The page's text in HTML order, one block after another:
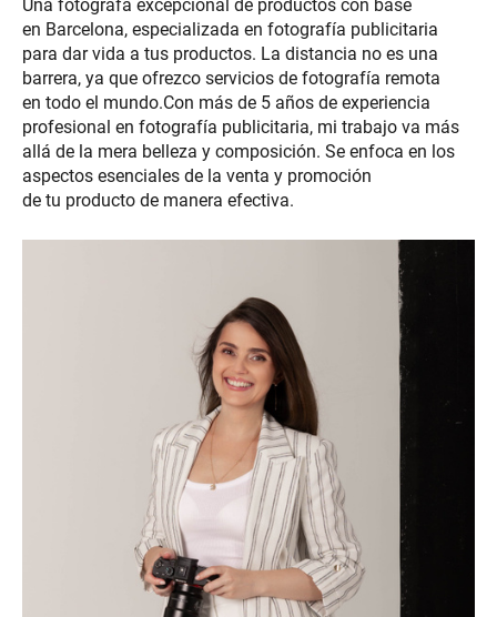
Una fotógrafa excepcional de productos con base
en Barcelona, especializada en fotografía publicitaria
para dar vida a tus productos. La distancia no es una
barrera, ya que ofrezco servicios de fotografía remota
en todo el mundo.Con más de 5 años de experiencia
profesional en fotografía publicitaria, mi trabajo va más
allá de la mera belleza y composición. Se enfoca en los
aspectos esenciales de la venta y promoción
de tu producto de manera efectiva.